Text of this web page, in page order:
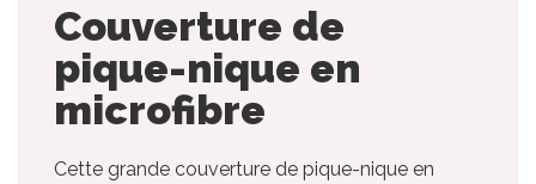
Couverture de
pique-nique en
microfibre
Cette grande couverture de pique-nique en